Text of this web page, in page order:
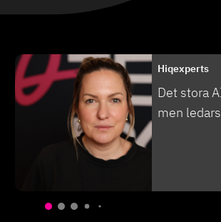
Hiqexperts
Det stora
men